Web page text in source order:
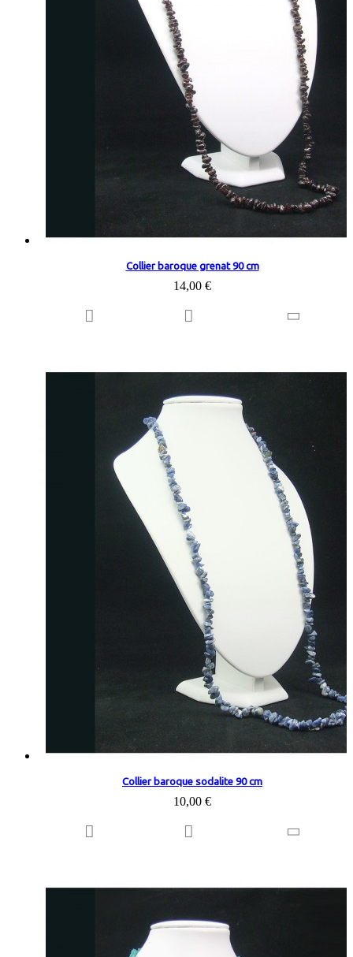
Collier baroque grenat 90 cm
14,00 €
Collier baroque sodalite 90 cm
10,00 €